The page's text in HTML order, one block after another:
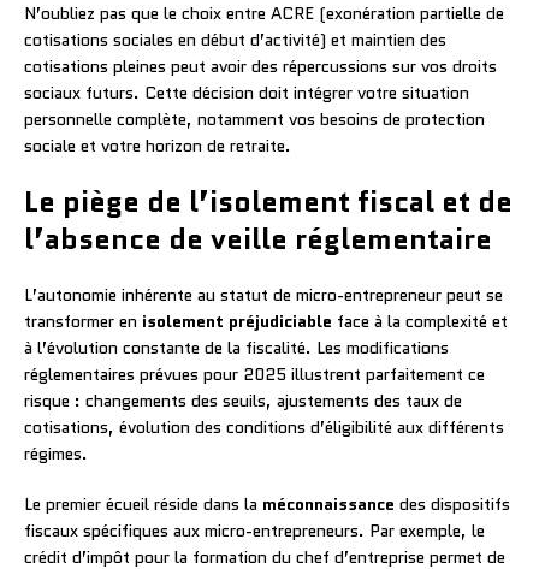
N’oubliez pas que le choix entre ACRE (exonération partielle de
cotisations sociales en début d’activité) et maintien des
cotisations pleines peut avoir des répercussions sur vos droits
sociaux futurs. Cette décision doit intégrer votre situation
personnelle complète, notamment vos besoins de protection
sociale et votre horizon de retraite.
Le piège de l’isolement fiscal et de
l’absence de veille réglementaire
L’autonomie inhérente au statut de micro-entrepreneur peut se
transformer en isolement préjudiciable face à la complexité et
à l’évolution constante de la fiscalité. Les modifications
réglementaires prévues pour 2025 illustrent parfaitement ce
risque : changements des seuils, ajustements des taux de
cotisations, évolution des conditions d’éligibilité aux différents
régimes.
Le premier écueil réside dans la méconnaissance des dispositifs
fiscaux spécifiques aux micro-entrepreneurs. Par exemple, le
crédit d’impôt pour la formation du chef d’entreprise permet de